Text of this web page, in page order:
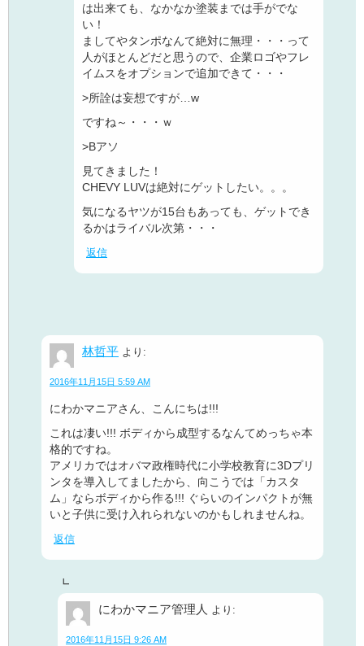
は出来ても、なかなか塗装までは手がでな
い！
ましてやタンポなんて絶対に無理・・・って
人がほとんどだと思うので、企業ロゴやフレ
イムスをオプションで追加できて・・・
>所詮は妄想ですが…w
ですね～・・・ｗ
>Bアソ
見てきました！
CHEVY LUVは絶対にゲットしたい。。。
気になるヤツが15台もあっても、ゲットでき
るかはライバル次第・・・
返信
林哲平 より:
2016年11月15日 5:59 AM
にわかマニアさん、こんにちは!!!
これは凄い!!! ボディから成型するなんてめっちゃ本
格的ですね。
アメリカではオバマ政権時代に小学校教育に3Dプリ
ンタを導入してましたから、向こうでは「カスタ
ム」ならボディから作る!!! ぐらいのインパクトが無
いと子供に受け入れられないのかもしれませんね。
返信
にわかマニア管理人 より:
2016年11月15日 9:26 AM